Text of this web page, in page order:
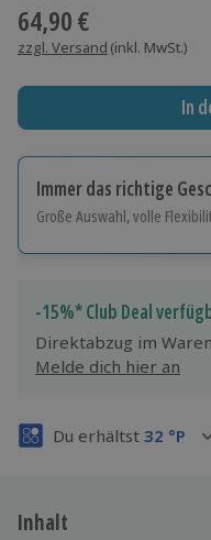
64,90 €
zzgl. Versand (inkl. MwSt.)
In
Immer das richtige
Große Auswahl, volle
Jeder Gutschein für alle
Maximale Sicherheit
3 Jahre gültig &
-15%* Club Deal
Direktabzug im
Melde dich hier an
Du erhältst 32 °P
Inhalt